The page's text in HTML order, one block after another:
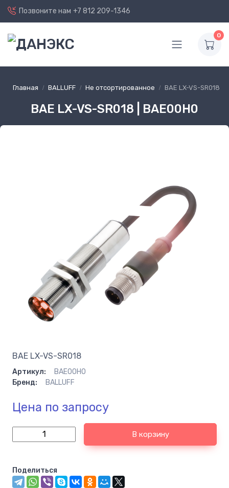
Позвоните нам +7 812 209-1346
0
Главная BALLUFF Не отсортированное BAE LX-VS-SR018
BAE LX-VS-SR018 | BAE00H0
BAE LX-VS-SR018
Артикул:
BAE00H0
Бренд:
BALLUFF
Цена по запросу
В корзину
Поделиться